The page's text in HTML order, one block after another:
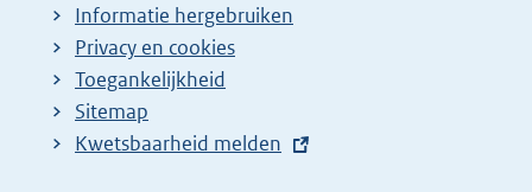
Informatie hergebruiken
Privacy en cookies
Toegankelijkheid
Sitemap
E
Kwetsbaarheid melden